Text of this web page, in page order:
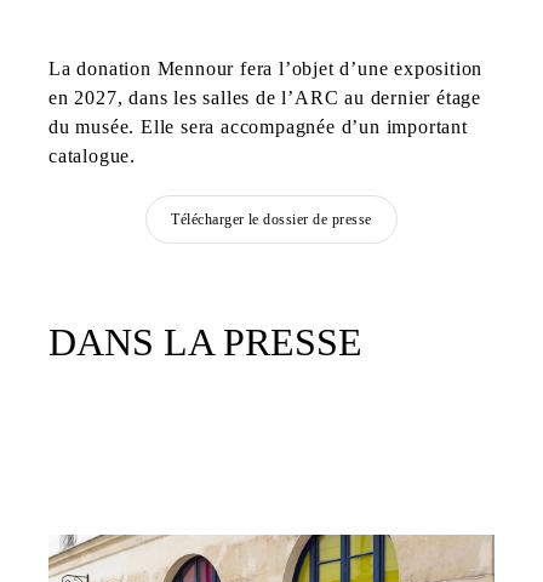
La donation Mennour fera l’objet d’une exposition
en 2027, dans les salles de l’ARC au dernier étage
du musée. Elle sera accompagnée d’un important
catalogue.
Télécharger le dossier de presse
DANS LA PRESSE